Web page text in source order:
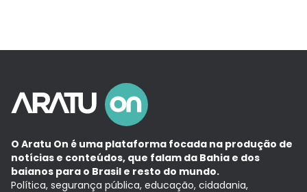
O Aratu On é uma plataforma focada na produção de
notícias e conteúdos, que falam da Bahia e dos
baianos para o Brasil e resto do mundo.
Política, segurança pública, educação, cidadania,